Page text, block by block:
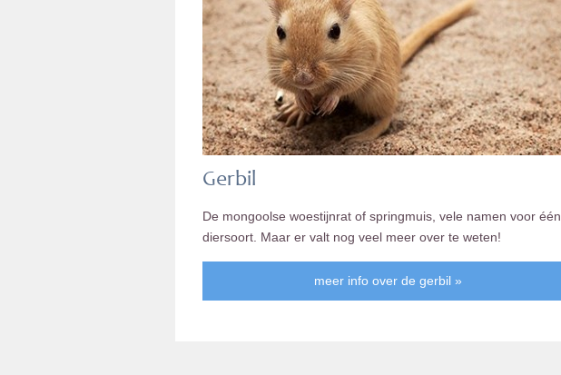
Gerbil
De mongoolse woestijnrat of springmuis, vele namen voor één
diersoort. Maar er valt nog veel meer over te weten!
meer info over de gerbil »